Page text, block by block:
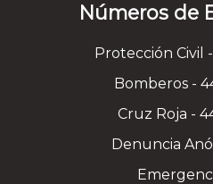
Números de
Protección Civil
Bomberos -
Cruz Roja -
Denuncia